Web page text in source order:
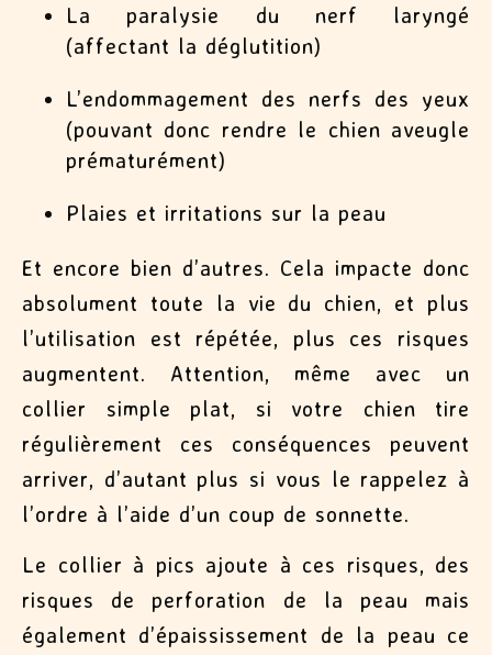
La paralysie du nerf laryngé
(affectant la déglutition)
L’endommagement des nerfs des yeux
(pouvant donc rendre le chien aveugle
prématurément)
Plaies et irritations sur la peau
Et encore bien d’autres. Cela impacte donc
absolument toute la vie du chien, et plus
l’utilisation est répétée, plus ces risques
augmentent. Attention, même avec un
collier simple plat, si votre chien tire
régulièrement ces conséquences peuvent
arriver, d’autant plus si vous le rappelez à
l’ordre à l’aide d’un coup de sonnette.
Le collier à pics ajoute à ces risques, des
risques de perforation de la peau mais
également d’épaississement de la peau ce